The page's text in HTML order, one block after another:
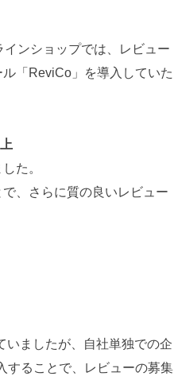
ンショップでは、レビュー
「ReviCo」を導入していた
た。
、さらに質の良いレビュー
いましたが、自社単独での企
することで、レビューの募集